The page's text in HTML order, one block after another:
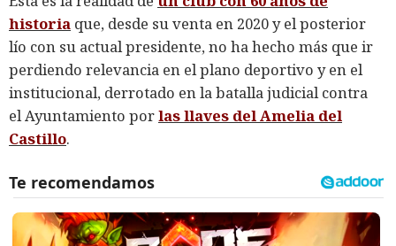
historia que, desde su venta en 2020 y el posterior
lío con su actual presidente, no ha hecho más que ir
perdiendo relevancia en el plano deportivo y en el
institucional, derrotado en la batalla judicial contra
el Ayuntamiento porlas llaves del Amelia del
Castillo.